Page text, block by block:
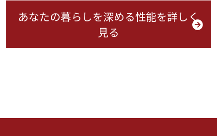
あなたの暮らしを深める性能を詳しく
見る